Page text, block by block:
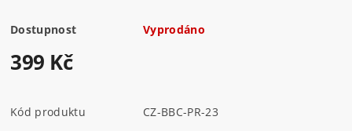
Dostupnost Vyprodáno
399 Kč
Kód produktu
CZ-BBC-PR-23